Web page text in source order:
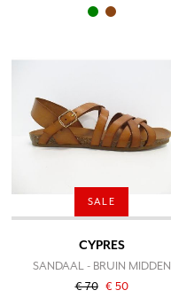
SALE
CYPRES
SANDAAL - BRUIN MIDDEN
€ 70 € 50